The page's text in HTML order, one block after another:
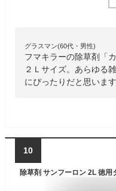
グラスマン(60代・男性)
フマキラーの除草剤「
２Ｌサイズ。あらゆる
にぴったりだと思います
10
除草剤 サンフーロン 2L 徳用